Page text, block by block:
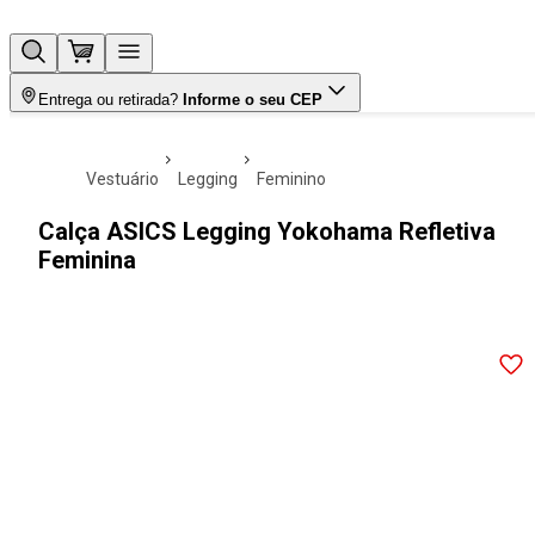
Entrega ou retirada? Informe o seu CEP
vestuário legging feminino
Calça ASICS Legging Yokohama Refletiva
Feminina